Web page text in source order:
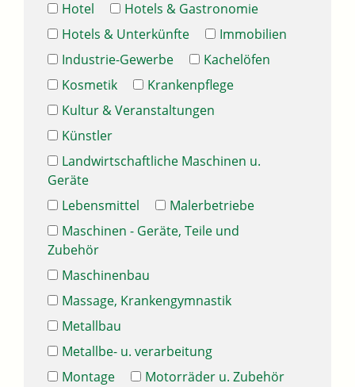
Hotel
Hotels & Gastronomie
Hotels & Unterkünfte
Immobilien
Industrie-Gewerbe
Kachelöfen
Kosmetik
Krankenpflege
Kultur & Veranstaltungen
Künstler
Landwirtschaftliche Maschinen u.
Geräte
Lebensmittel
Malerbetriebe
Maschinen - Geräte, Teile und
Zubehör
Maschinenbau
Massage, Krankengymnastik
Metallbau
Metallbe- u. verarbeitung
Montage
Motorräder u. Zubehör